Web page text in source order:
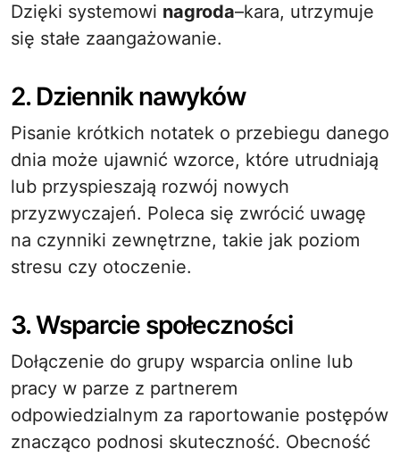
Dzięki systemowi nagroda–kara, utrzymuje
się stałe zaangażowanie.
2. Dziennik nawyków
Pisanie krótkich notatek o przebiegu danego
dnia może ujawnić wzorce, które utrudniają
lub przyspieszają rozwój nowych
przyzwyczajeń. Poleca się zwrócić uwagę
na czynniki zewnętrzne, takie jak poziom
stresu czy otoczenie.
3. Wsparcie społeczności
Dołączenie do grupy wsparcia online lub
pracy w parze z partnerem
odpowiedzialnym za raportowanie postępów
znacząco podnosi skuteczność. Obecność